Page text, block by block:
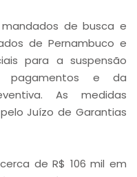
de busca e
de Pernambuco e
para a suspensão
pagamentos e da
As medidas
Juízo de Garantias
de R$ 106 mil em